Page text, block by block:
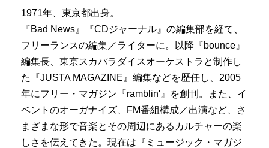
1971年、東京都出身。
『Bad News』『CDジャーナル』の編集部を経て、
フリーランスの編集／ライターに。以降『bounce』
編集長、東京スカパラダイスオーケストラと制作し
た『JUSTA MAGAZINE』編集などを歴任し、2005
年にフリー・マガジン『ramblin'』を創刊。また、イ
ベントのオーガナイズ、FM番組構成／出演など、さ
まざまな形で音楽とその周辺にあるカルチャーの楽
しさを伝えてきた。現在は『ミュージック・マガジ